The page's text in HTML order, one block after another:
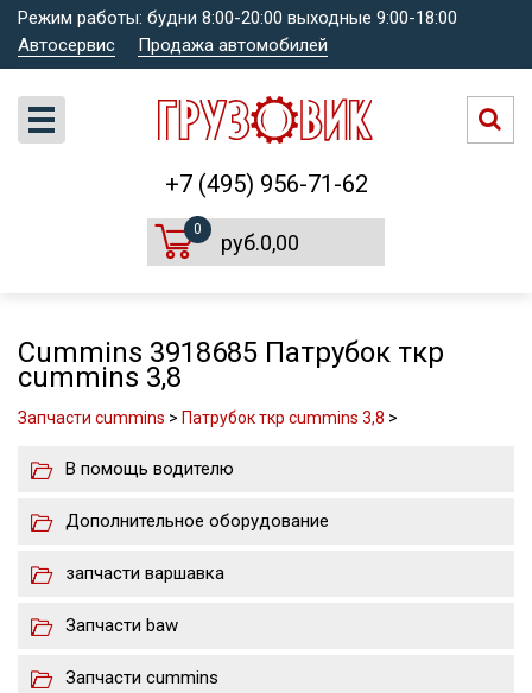
Режим работы: будни 8:00-20:00 выходные 9:00-18:00
Автосервис
Продажа автомобилей
+7 (495) 956-71-62
0
руб.0,00
Cummins 3918685 Патрубок ткр
cummins 3,8
Запчасти cummins > Патрубок ткр cummins 3,8 >
В помощь водителю
Дополнительное оборудование
запчасти варшавка
Запчасти baw
Запчасти cummins